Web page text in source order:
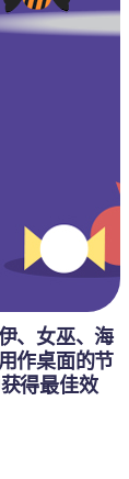
、女巫、海
作桌面的节
得最佳效